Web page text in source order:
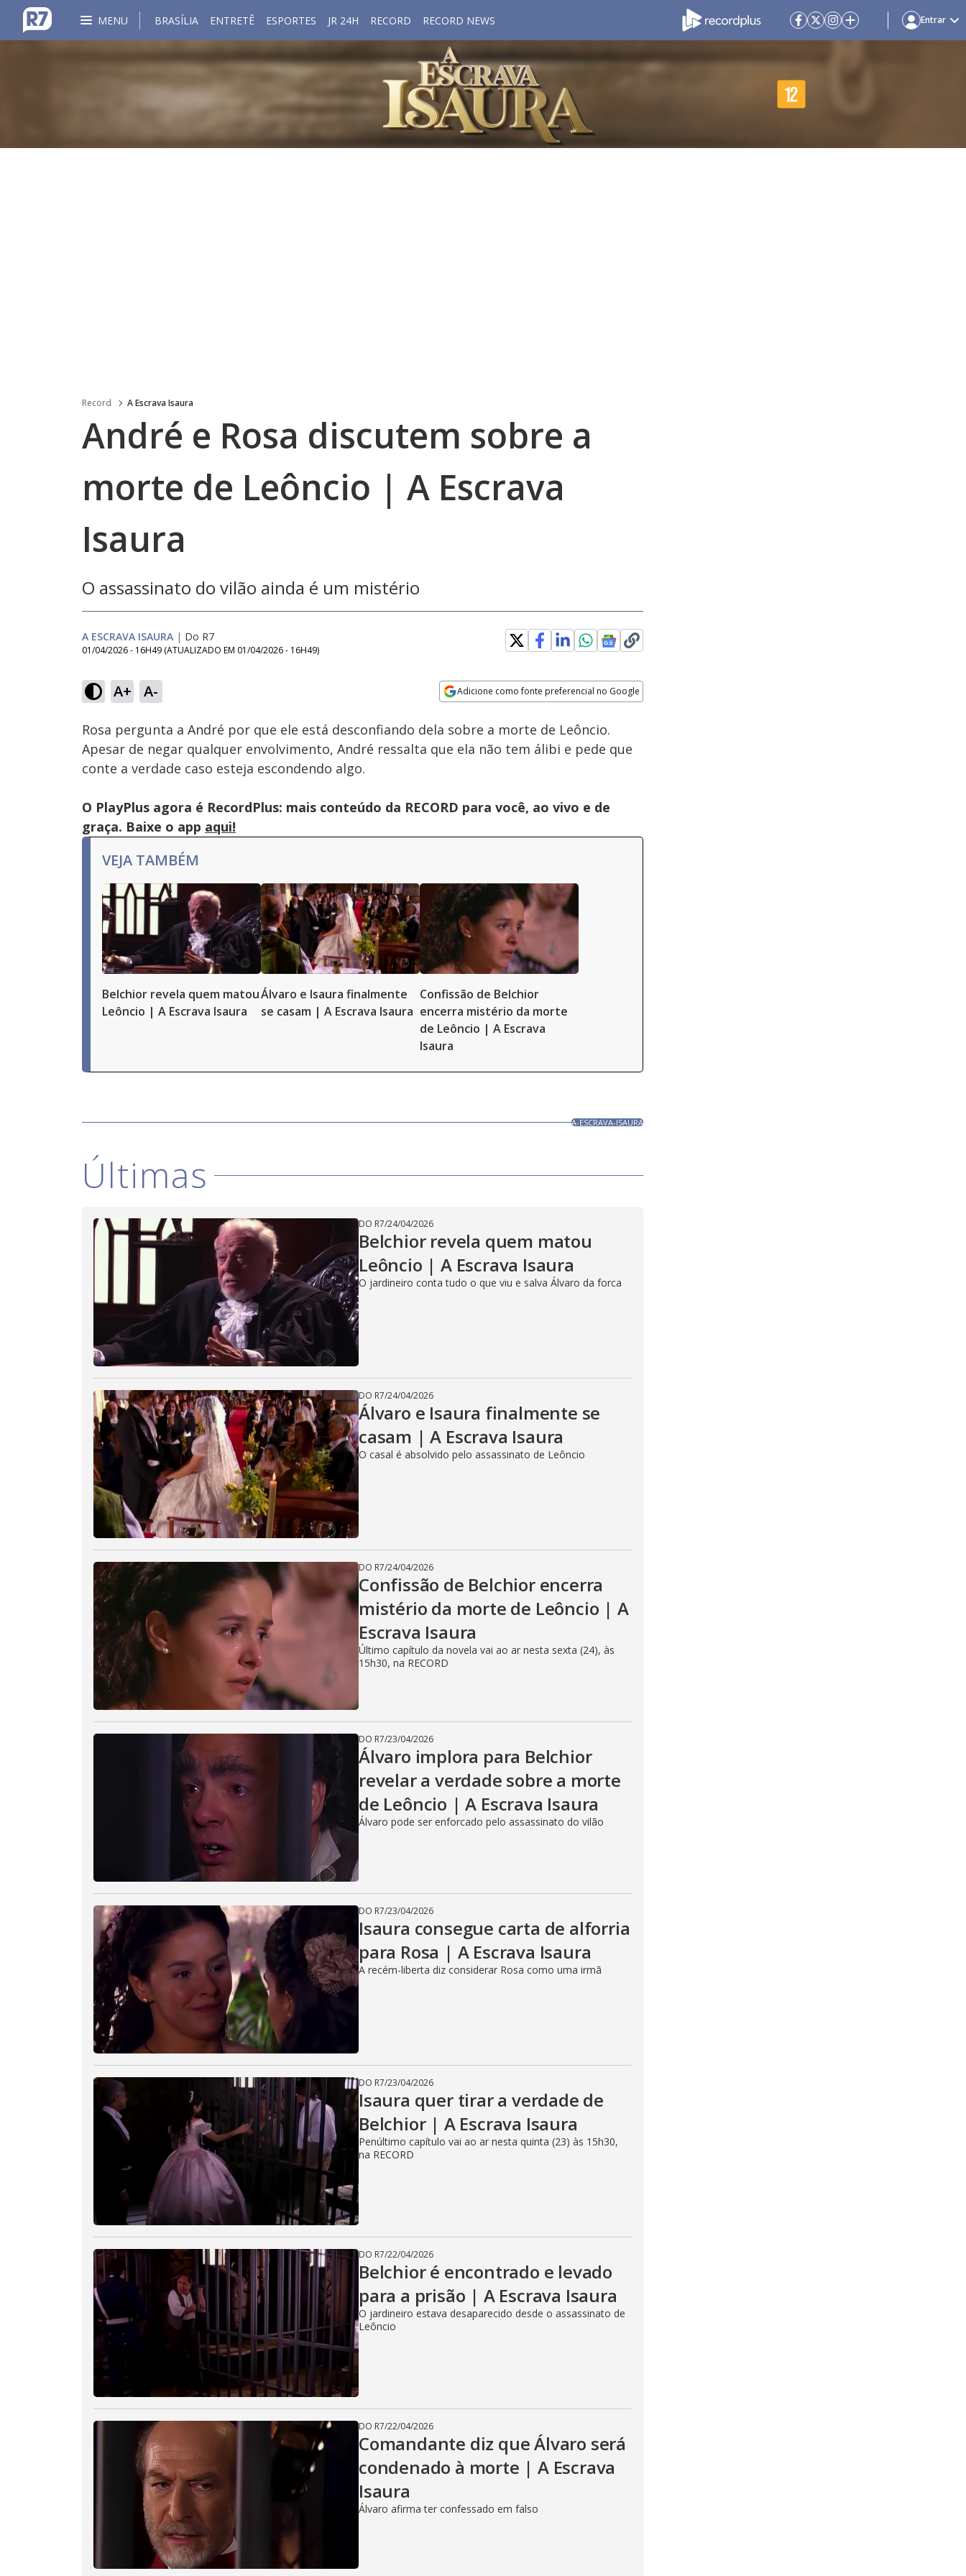
MENU BRASÍLIA ENTRETÊ ESPORTES JR 24H RECORD RECORD NEWS Entrar
Record A Escrava Isaura
André e Rosa discutem sobre a
morte de Leôncio | A Escrava
Isaura
O assassinato do vilão ainda é um mistério
A ESCRAVA ISAURA | Do R7
01/04/2026 - 16H49 (ATUALIZADO EM 01/04/2026 - 16H49)
A+ A- Adicione como fonte preferencial no Google
Ativar
Som
Velocidade
Rosa pergunta a André por que ele está desconfiando dela sobre a morte de Leôncio.
Apesar de negar qualquer envolvimento, André ressalta que ela não tem álibi e pede que
conte a verdade caso esteja escondendo algo.
O PlayPlus agora é RecordPlus: mais conteúdo da RECORD para você, ao vivo e de
graça. Baixe o app aqui!
VEJA TAMBÉM
Belchior revela quem matou
Leôncio | A Escrava Isaura
Álvaro e Isaura finalmente
se casam | A Escrava Isaura
Confissão de Belchior
encerra mistério da morte
de Leôncio | A Escrava
Isaura
A-ESCRAVA-ISAURA
Últimas
DO R7/24/04/2026
Belchior revela quem matou
Leôncio | A Escrava Isaura
O jardineiro conta tudo o que viu e salva Álvaro da forca
DO R7/24/04/2026
Álvaro e Isaura finalmente se
casam | A Escrava Isaura
O casal é absolvido pelo assassinato de Leôncio
DO R7/24/04/2026
Confissão de Belchior encerra
mistério da morte de Leôncio | A
Escrava Isaura
Último capítulo da novela vai ao ar nesta sexta (24), às
15h30, na RECORD
DO R7/23/04/2026
Álvaro implora para Belchior
revelar a verdade sobre a morte
de Leôncio | A Escrava Isaura
Álvaro pode ser enforcado pelo assassinato do vilão
DO R7/23/04/2026
Isaura consegue carta de alforria
para Rosa | A Escrava Isaura
A recém-liberta diz considerar Rosa como uma irmã
DO R7/23/04/2026
Isaura quer tirar a verdade de
Belchior | A Escrava Isaura
Penúltimo capítulo vai ao ar nesta quinta (23) às 15h30,
na RECORD
DO R7/22/04/2026
Belchior é encontrado e levado
para a prisão | A Escrava Isaura
O jardineiro estava desaparecido desde o assassinato de
Leôncio
DO R7/22/04/2026
Comandante diz que Álvaro será
condenado à morte | A Escrava
Isaura
Álvaro afirma ter confessado em falso